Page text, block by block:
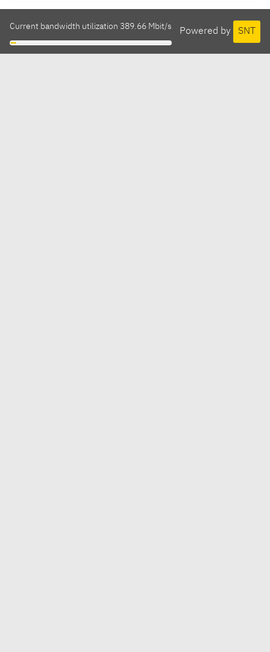
Powered by SNT
Current bandwidth utilization 389.66 Mbit/s